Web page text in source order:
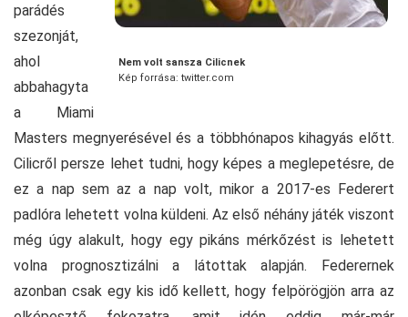
Nem volt sansza Cilicnek
Kép forrása: twitter.com
parádés
szezonját,
ahol
abbahagyta
a Miami
Masters megnyerésével és a többhónapos kihagyás előtt.
Cilicről persze lehet tudni, hogy képes a meglepetésre, de
ez a nap sem az a nap volt, mikor a 2017-es Federert
padlóra lehetett volna küldeni. Az első néhány játék viszont
még úgy alakult, hogy egy pikáns mérkőzést is lehetett
volna prognosztizálni a látottak alapján. Federernek
azonban csak egy kis idő kellett, hogy felpörögjön arra az